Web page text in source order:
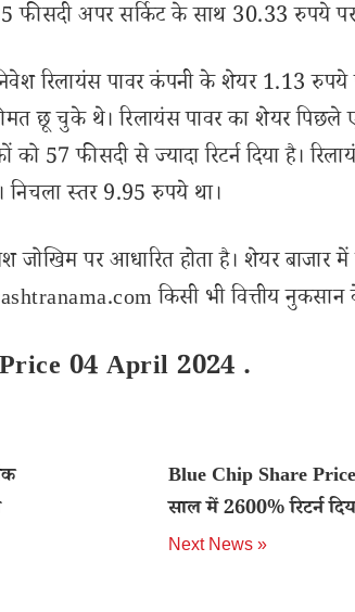
अपर सर्किट के साथ 30.33 रुपये पर
रिलायंस पावर कंपनी के शेयर 1.13 रुपये
छू चुके थे। रिलायंस पावर का शेयर
57 फीसदी से ज्यादा रिटर्न दिया है।
स्तर 9.95 रुपये था।
पर आधारित होता है। शेयर
किसी भी वित्तीय नुकसान
04 April 2024 .
Blue Chip Share
साल में 2600% रिटर्न
Next News »